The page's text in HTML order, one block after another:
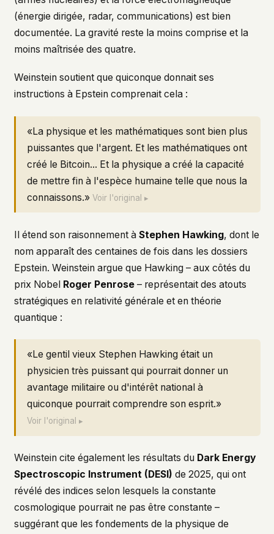
(énergie dirigée, radar, communications) est bien
documentée. La gravité reste la moins comprise et la
moins maîtrisée des quatre.
Weinstein soutient que quiconque donnait ses
instructions à Epstein comprenait cela :
«La physique et les mathématiques sont bien plus
puissantes que l'argent. Et les mathématiques ont
créé le Bitcoin... Et la physique a créé la capacité
de mettre fin à l'espèce humaine telle que nous la
connaissons.»Voir l'original ▸
Il étend son raisonnement à Stephen Hawking, dont le
nom apparaît des centaines de fois dans les dossiers
Epstein. Weinstein argue que Hawking – aux côtés du
prix Nobel Roger Penrose– représentait des atouts
stratégiques en relativité générale et en théorie
quantique :
«Le gentil vieux Stephen Hawking était un
physicien très puissant qui pourrait donner un
avantage militaire ou d'intérêt national à
quiconque pourrait comprendre son esprit.»
Voir l'original ▸
Weinstein cite également les résultats du Dark Energy
Spectroscopic Instrument (DESI) de 2025, qui ont
révélé des indices selon lesquels la constante
cosmologique pourrait ne pas être constante –
suggérant que les fondements de la physique de